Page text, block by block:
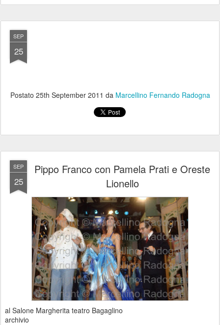
SEP
25
Postato 25th September 2011 da Marcellino Fernando Radogna
SEP
25
Pippo Franco con Pamela Prati e Oreste
Lionello
al Salone Margherita teatro Bagaglino
archivio